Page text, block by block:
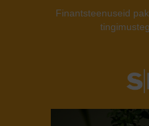
Finantsteenuseid